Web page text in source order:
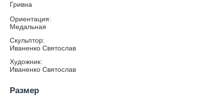
Гривна
Ориентация:
Медальная
Скульптор:
Иваненко Святослав
Художник:
Иваненко Святослав
Размер